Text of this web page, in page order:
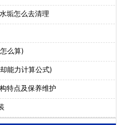
垢怎么去清理
么算)
能力计算公式)
特点及保养维护